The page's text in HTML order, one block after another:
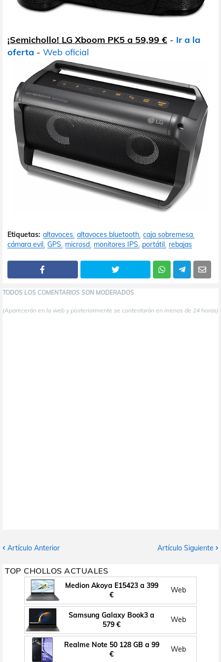
¡Semichollo! LG Xboom PK5 a 59,99 € - Ir a la
oferta - Web oficial
Etiquetas: altavoces altavoces bluetooth caja sobremesa
cámara evil GPS microsd monitores IPS portátil rebajas
TODOS LOS COMENTARIOS SON MODERADOS
(Aparecerán en la web y posteriormente se contestarán en menos de 24 horas)
Artículo Anterior Artículo Siguiente
TOP CHOLLOS ACTUALES
Medion Akoya E15423 a 399
€
Web
Samsung Galaxy Book3 a
579 €
Web
Realme Note 50 128 GB a 99
€
Web